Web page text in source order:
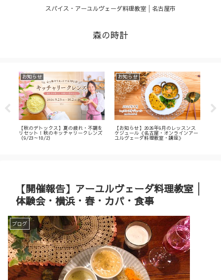
スパイス・アーユルヴェーダ料理教室│名古屋市
森の時計
お知らせ
【秋のデトックス】夏の疲れ・不調を
リセット！秋のキッチャリークレンズ
（9/23～10/2）
お知らせ
【お知らせ】2026年9月のレッスンス
ケジュール《名古屋・オンラインアー
ユルヴェーダ料理教室・講座》
【開催報告】アーユルヴェーダ料理教室│
体験会・横浜・春・カパ・食事
ブログ